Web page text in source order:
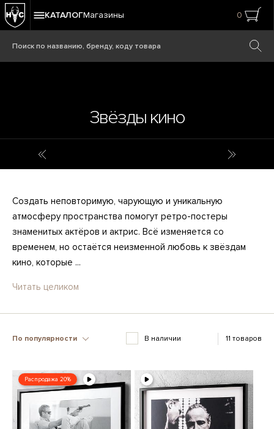
КАТАЛОГМагазины 0
Звёзды кино
Создать неповторимую, чарующую и уникальную
атмосферу пространства помогут ретро-постеры
знаменитых актёров и актрис. Всё изменяется со
временем, но остаётся неизменной любовь к звёздам
кино, которые ...
Читать целиком
По популярности В наличии 11 товаров
Распродажа 20%